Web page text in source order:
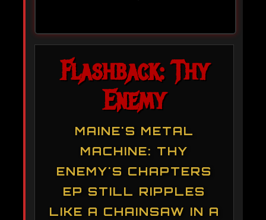
Flashback: Thy
Enemy
MAINE'S METAL
MACHINE: THY
ENEMY'S CHAPTERS
EP STILL RIPPLES
LIKE A CHAINSAW IN A